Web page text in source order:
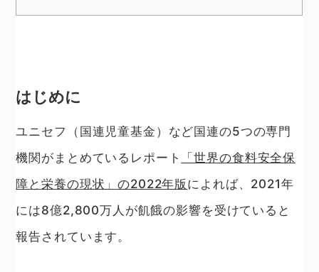
はじめに
ユニセフ（国連児童基金）など国連の5つの専門
機関がまとめているレポート
「世界の食料安全保
障と栄養の現状」の2022年版 によれば、2021年
には8億2,800万人が飢餓の影響を受けていると
報告されています。